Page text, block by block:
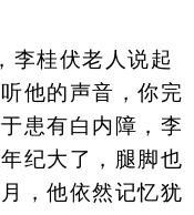
桂伏老人说起
他的声音，你完
患有白内障，李
纪大了，腿脚也
，他依然记忆犹